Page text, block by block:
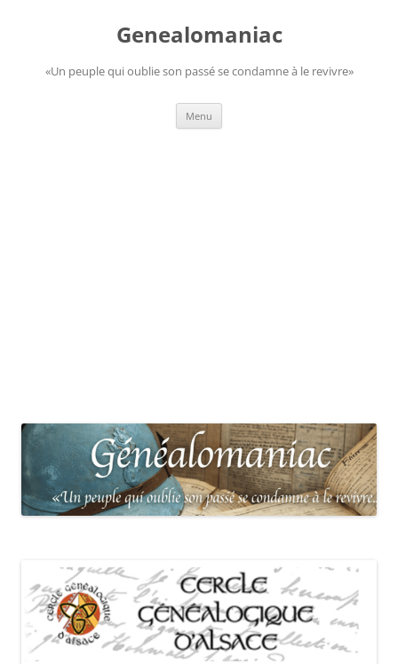
Genealomaniac
«Un peuple qui oublie son passé se condamne à le revivre»
Menu